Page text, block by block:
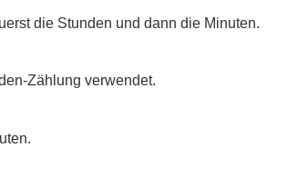
die Stunden und dann die Minuten.
Zählung verwendet.